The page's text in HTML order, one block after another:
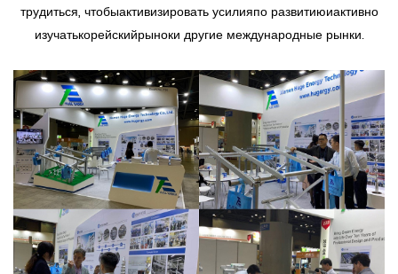
трудиться, чтобыактивизировать усилияпо развитиюиактивно
изучатькорейскийрыноки другие международные рынки.